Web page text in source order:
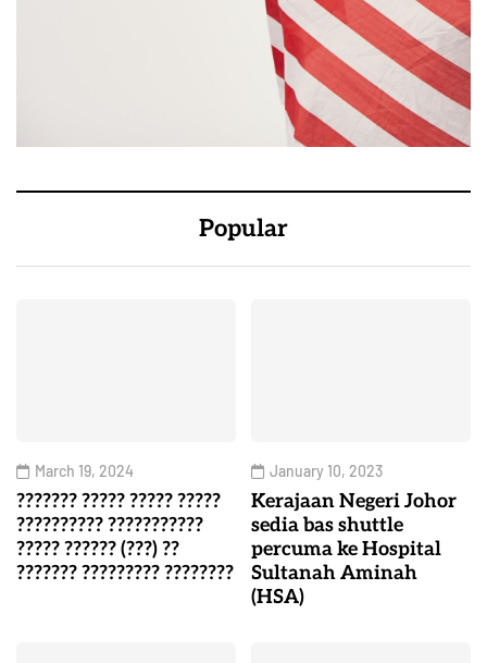
Popular
March 19, 2024
??????? ????? ????? ?????
?????????? ???????????
????? ?????? (???) ??
??????? ????????? ????????
January 10, 2023
Kerajaan Negeri Johor
sedia bas shuttle
percuma ke Hospital
Sultanah Aminah
(HSA)